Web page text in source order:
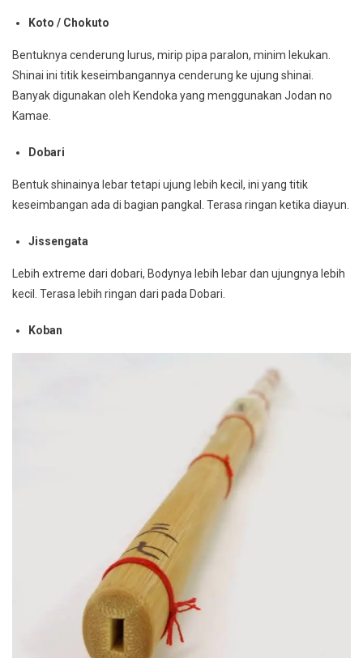
Koto / Chokuto
Bentuknya cenderung lurus, mirip pipa paralon, minim lekukan.
Shinai ini titik keseimbangannya cenderung ke ujung shinai.
Banyak digunakan oleh Kendoka yang menggunakan Jodan no
Kamae.
Dobari
Bentuk shinainya lebar tetapi ujung lebih kecil, ini yang titik
keseimbangan ada di bagian pangkal. Terasa ringan ketika diayun.
Jissengata
Lebih extreme dari dobari, Bodynya lebih lebar dan ujungnya lebih
kecil. Terasa lebih ringan dari pada Dobari.
Koban